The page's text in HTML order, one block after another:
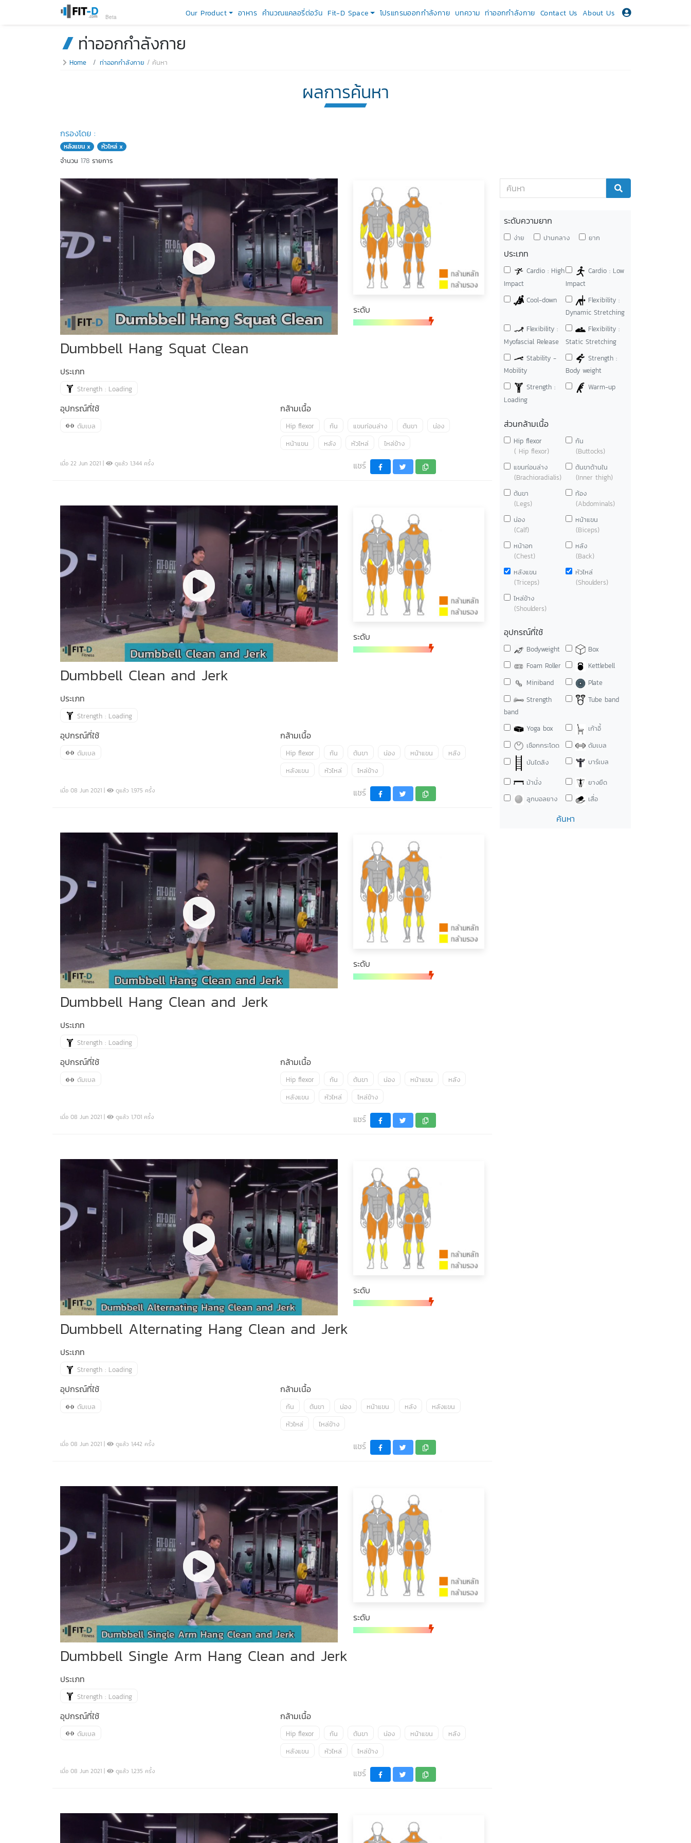
Our Product อาหาร คำนวณแคลอรี่ต่อวัน Fit-D Space โปรแกรมออกกำลังกาย บทความ ท่าออกกำลังกาย Contact Us About Us
Beta
ท่าออกกำลังกาย
Home ท่าออกกำลังกาย ค้นหา
ผลการค้นหา
กรองโดย :
หลังแขน x หัวไหล่ x
จำนวน 178 รายการ
ระดับ
Dumbbell Hang Squat Clean
ประเภท
Strength : Loading
อุปกรณ์ที่ใช้
ดัมเบล
กล้ามเนื้อ
Hip flexor ก้น แขนท่อนล่าง ต้นขา
น่อง
หน้าแขน
หลัง หัวไหล่ ไหล่ข้าง
เมื่อ 22 Jun 2021 | ดูแล้ว 1,344 ครั้ง แชร์
ระดับ
Dumbbell Clean and Jerk
ประเภท
Strength : Loading
อุปกรณ์ที่ใช้
ดัมเบล
กล้ามเนื้อ
Hip flexor ก้น ต้นขา น่อง หน้าแขน
หลัง
หลังแขน
หัวไหล่ ไหล่ข้าง
เมื่อ 08 Jun 2021 | ดูแล้ว 1,975 ครั้ง แชร์
ระดับ
Dumbbell Hang Clean and Jerk
ประเภท
Strength : Loading
อุปกรณ์ที่ใช้
ดัมเบล
กล้ามเนื้อ
Hip flexor ก้น ต้นขา น่อง หน้าแขน
หลัง
หลังแขน
หัวไหล่ ไหล่ข้าง
เมื่อ 08 Jun 2021 | ดูแล้ว 1,701 ครั้ง แชร์
ระดับ
Dumbbell Alternating Hang Clean and Jerk
ประเภท
Strength : Loading
อุปกรณ์ที่ใช้
ดัมเบล
กล้ามเนื้อ
ก้น ต้นขา น่อง หน้าแขน หลัง
หลังแขน
หัวไหล่
ไหล่ข้าง
เมื่อ 08 Jun 2021 | ดูแล้ว 1,442 ครั้ง แชร์
ระดับ
Dumbbell Single Arm Hang Clean and Jerk
ประเภท
Strength : Loading
อุปกรณ์ที่ใช้
ดัมเบล
กล้ามเนื้อ
Hip flexor ก้น ต้นขา น่อง หน้าแขน
หลัง
หลังแขน
หัวไหล่ ไหล่ข้าง
เมื่อ 08 Jun 2021 | ดูแล้ว 1,235 ครั้ง แชร์
ระดับความยาก
ง่าย ปานกลาง ยาก
ประเภท
Cardio : High
Impact
Cardio : Low
Impact
Cool-down
Flexibility :
Dynamic Stretching
Flexibility :
Myofascial Release
Flexibility :
Static Stretching
Stability -
Mobility
Strength :
Body weight
Strength :
Loading
Warm-up
ส่วนกล้ามเนื้อ
Hip flexor
( Hip flexor)
ก้น
(Buttocks)
แขนท่อนล่าง
(Brachioradialis)
ต้นขาด้านใน
(Inner thigh)
ต้นขา
(Legs)
ท้อง
(Abdominals)
น่อง
(Calf)
หน้าแขน
(Biceps)
หน้าอก
(Chest)
หลัง
(Back)
หลังแขน
(Triceps)
หัวไหล่
(Shoulders)
ไหล่ข้าง
(Shoulders)
อุปกรณ์ที่ใช้
Bodyweight
Box
Foam Roller
Kettlebell
Miniband
Plate
Strength
band
Tube band
Yoga box
เก้าอี้
เชือกกระโดด
ดัมเบล
บันไดลิง
บาร์เบล
ม้านั่ง
ยางยืด
ลูกบอลยาง
เสื่อ
ค้นหา